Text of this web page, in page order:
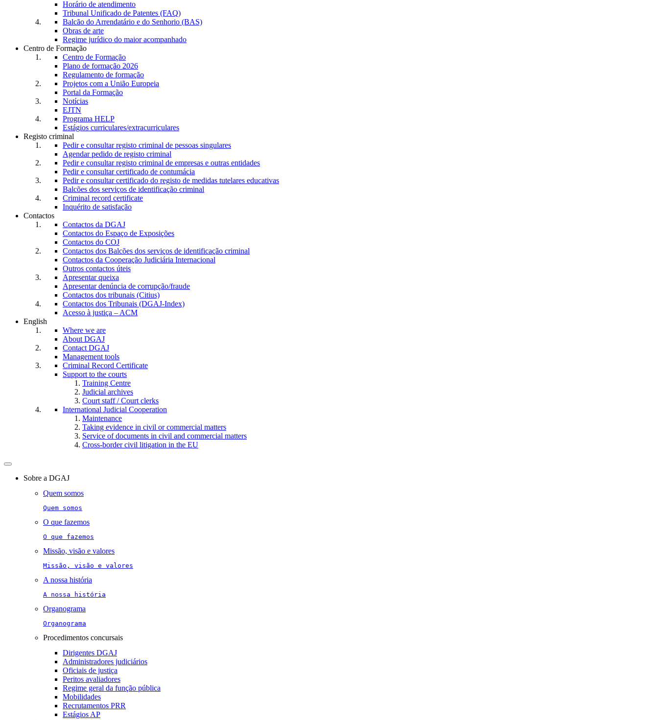
Horário de atendimento
Tribunal Unificado de Patentes (FAQ)
Balcão do Arrendatário e do Senhorio (BAS)
Obras de arte
Regime jurídico do maior acompanhado
Centro de Formação
Centro de Formação
Plano de formação 2026
Regulamento de formação
Projetos com a União Europeia
Portal da Formação
Notícias
EJTN
Programa HELP
Estágios curriculares/extracurriculares
Registo criminal
Pedir e consultar registo criminal de pessoas singulares
Agendar pedido de registo criminal
Pedir e consultar registo criminal de empresas e outras entidades
Pedir e consultar certificado de contumácia
Pedir e consultar certificado do registo de medidas tutelares educativas
Balcões dos serviços de identificação criminal
Criminal record certificate
Inquérito de satisfação
Contactos
Contactos da DGAJ
Contactos do Espaço de Exposições
Contactos do COJ
Contactos dos Balcões dos serviços de identificação criminal
Contactos da Cooperação Judiciária Internacional
Outros contactos úteis
Apresentar queixa
Apresentar denúncia de corrupção/fraude
Contactos dos tribunais (Citius)
Contactos dos Tribunais (DGAJ-Index)
Acesso à justiça – ACM
English
Where we are
About DGAJ
Contact DGAJ
Management tools
Criminal Record Certificate
Support to the courts
Training Centre
Judicial archives
Court staff / Court clerks
International Judicial Cooperation
Maintenance
Taking evidence in civil or commercial matters
Service of documents in civil and commercial matters​​
Cross-border civil litigation in the EU
Toggle
navigationSobre a DGAJ
Quem somos
Quem somos
O que fazemos
O que fazemos
Missão, visão e valores
Missão, visão e valores
A nossa história
A nossa história
Organograma
Organograma
Procedimentos concursais
Dirigentes DGAJ
Administradores judiciários
Oficiais de justiça
Peritos avaliadores
Regime geral da função pública
Mobilidades
Recrutamentos PRR
Estágios AP